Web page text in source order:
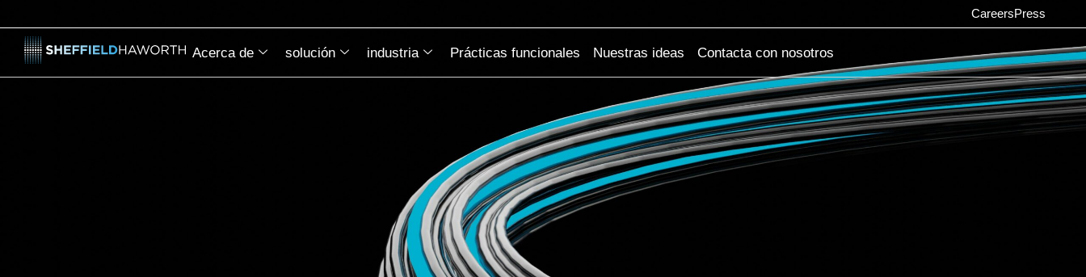
CareersPress
Acerca de solución industria Prácticas funcionales Nuestras ideas Contacta con nosotros